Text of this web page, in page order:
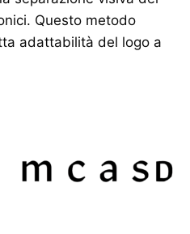
Questo metodo
adattabilità del logo a